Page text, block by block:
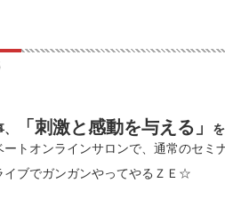
「刺激と感動を与える」
ートオンラインサロンで、通常のセ
イブでガンガンやってやるＺＥ☆